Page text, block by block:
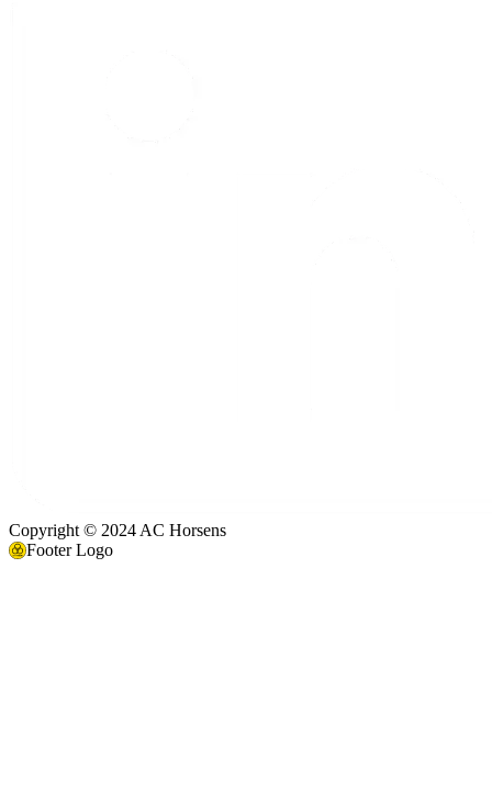
Copyright © 2024 AC Horsens
Footer Logo